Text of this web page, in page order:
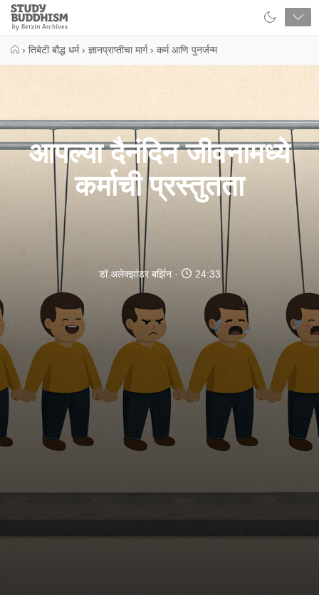
Close
Study
Buddhism
Home
› तिबेटी बौद्ध धर्म › ज्ञानप्राप्तीचा मार्ग › कर्म आणि पुनर्जन्म
आपल्या दैनंदिन जीवनामध्ये
कर्माची प्रस्तुतता
डॉ.अलेक्झांडर बर्झिन 24:33